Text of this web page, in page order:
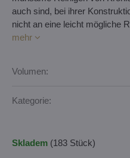
auch sind, bei ihrer
nicht an eine leicht mögliche
mehr
Volumen:
Kategorie:
Skladem (183 Stück)